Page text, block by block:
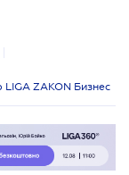
ZAKON Бизнес